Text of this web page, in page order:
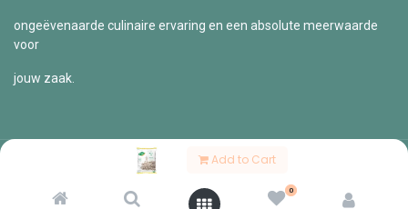
Add to Cart
0
ongeëvenaarde culinaire ervaring en een absolute meerwaarde
voor
jouw zaak.
Copyright © Lingier
Nederlands (BE)